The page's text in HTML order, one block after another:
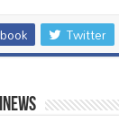
Twitter